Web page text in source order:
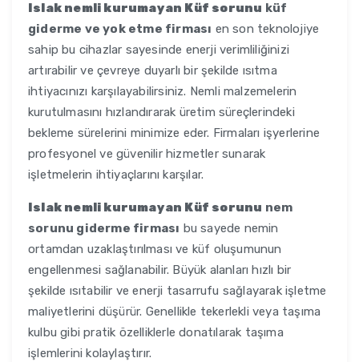
Islak nemli kurumayan Küf sorunu küf
giderme ve yok etme firması en son teknolojiye
sahip bu cihazlar sayesinde enerji verimliliğinizi
artırabilir ve çevreye duyarlı bir şekilde ısıtma
ihtiyacınızı karşılayabilirsiniz. Nemli malzemelerin
kurutulmasını hızlandırarak üretim süreçlerindeki
bekleme sürelerini minimize eder. Firmaları işyerlerine
profesyonel ve güvenilir hizmetler sunarak
işletmelerin ihtiyaçlarını karşılar.
Islak nemli kurumayan Küf sorunu nem
sorunu giderme firması bu sayede nemin
ortamdan uzaklaştırılması ve küf oluşumunun
engellenmesi sağlanabilir. Büyük alanları hızlı bir
şekilde ısıtabilir ve enerji tasarrufu sağlayarak işletme
maliyetlerini düşürür. Genellikle tekerlekli veya taşıma
kulbu gibi pratik özelliklerle donatılarak taşıma
işlemlerini kolaylaştırır.